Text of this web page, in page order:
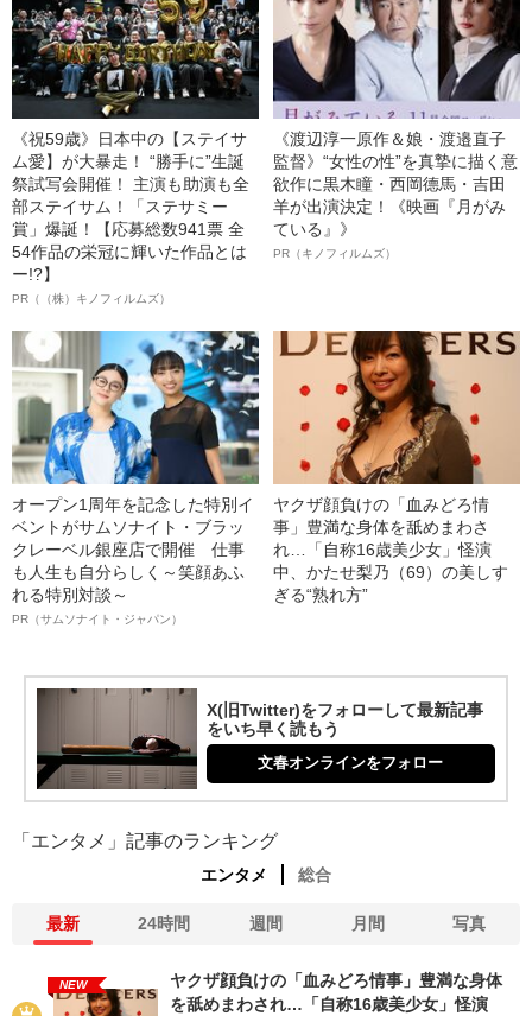
《祝59歳》日本中の【ステイサ
ム愛】が大暴走！ “勝手に”生誕
祭試写会開催！ 主演も助演も全
部ステイサム！「ステサミー
賞」爆誕！【応募総数941票 全
54作品の栄冠に輝いた作品とは
ー!?】
PR（（株）キノフィルムズ）
《渡辺淳一原作＆娘・渡邉直子
監督》“女性の性”を真摯に描く意
欲作に黒木瞳・西岡德馬・吉田
羊が出演決定！《映画『月がみ
ている』》
PR（キノフィルムズ）
オープン1周年を記念した特別イ
ベントがサムソナイト・ブラッ
クレーベル銀座店で開催 仕事
も人生も自分らしく～笑顔あふ
れる特別対談～
PR（サムソナイト・ジャパン）
ヤクザ顔負けの「血みどろ情
事」豊満な身体を舐めまわさ
れ…「自称16歳美少女」怪演
中、かたせ梨乃（69）の美しす
ぎる“熟れ方”
X(旧Twitter)をフォローして最新記事
をいち早く読もう
文春オンラインをフォロー
「エンタメ」記事のランキング
エンタメ 総合
最新 24時間 週間 月間 写真
NEW
ヤクザ顔負けの「血みどろ情事」豊満な身体
を舐めまわされ…「自称16歳美少女」怪演